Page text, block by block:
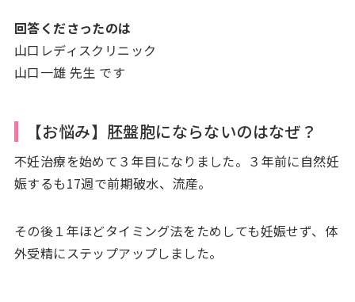
回答くださったのは
山口レディスクリニック
山口一雄 先生 です
【お悩み】胚盤胞にならないのはなぜ？
不妊治療を始めて３年目になりました。３年前に自然妊
娠するも17週で前期破水、流産。
その後１年ほどタイミング法をためしても妊娠せず、体
外受精にステップアップしました。